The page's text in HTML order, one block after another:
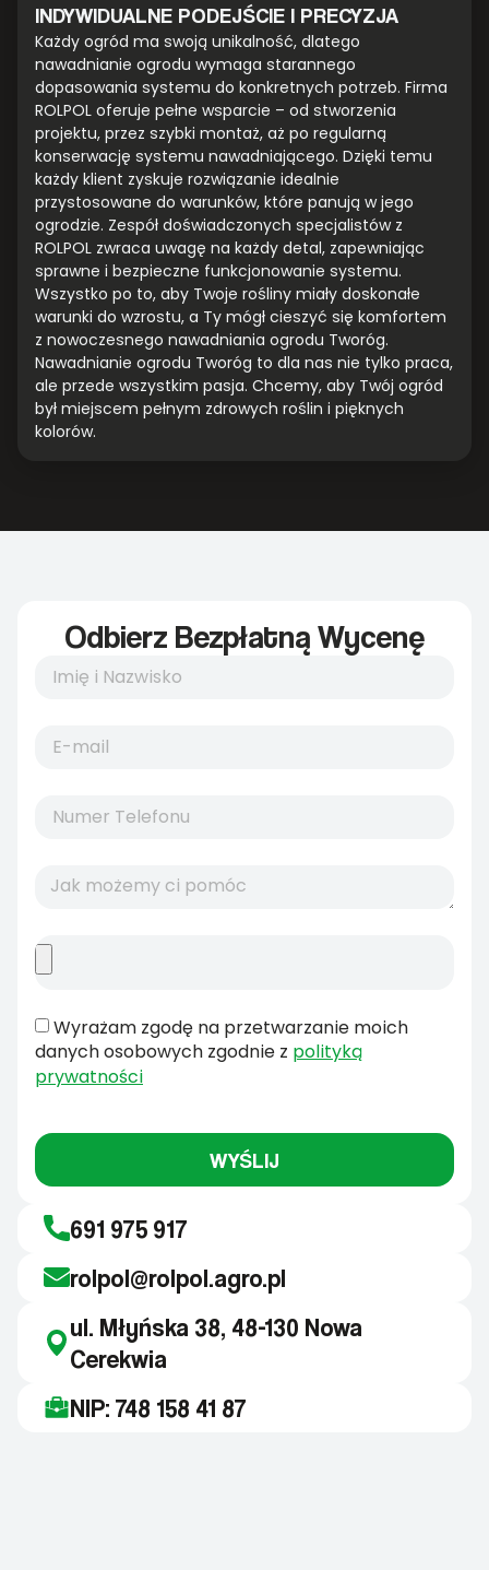
INDYWIDUALNE PODEJŚCIE I PRECYZJA
Każdy ogród ma swoją unikalność, dlatego
nawadnianie ogrodu wymaga starannego
dopasowania systemu do konkretnych potrzeb. Firma
ROLPOL oferuje pełne wsparcie – od stworzenia
projektu, przez szybki montaż, aż po regularną
konserwację systemu nawadniającego. Dzięki temu
każdy klient zyskuje rozwiązanie idealnie
przystosowane do warunków, które panują w jego
ogrodzie. Zespół doświadczonych specjalistów z
ROLPOL zwraca uwagę na każdy detal, zapewniając
sprawne i bezpieczne funkcjonowanie systemu.
Wszystko po to, aby Twoje rośliny miały doskonałe
warunki do wzrostu, a Ty mógł cieszyć się komfortem
z nowoczesnego nawadniania ogrodu Tworóg.
Nawadnianie ogrodu Tworóg to dla nas nie tylko praca,
ale przede wszystkim pasja. Chcemy, aby Twój ogród
był miejscem pełnym zdrowych roślin i pięknych
kolorów.
Odbierz Bezpłatną Wycenę
Wyrażam zgodę na przetwarzanie moich
danych osobowych zgodnie z polityką
prywatności
WYŚLIJ
691 975 917
rolpol@rolpol.agro.pl
ul. Młyńska 38, 48-130 Nowa
Cerekwia
NIP: 748 158 41 87